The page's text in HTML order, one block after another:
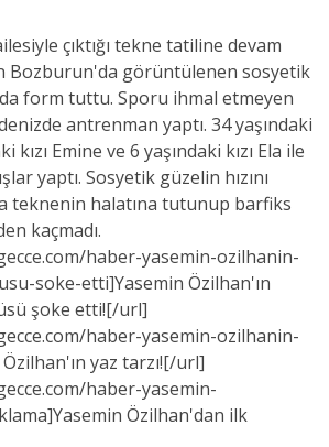
çıktığı tekne tatiline devam
Bozburun'da görüntülenen sosyetik
form tuttu. Sporu ihmal etmeyen
antrenman yaptı. 34 yaşındaki
kızı Emine ve 6 yaşındaki kızı Ela ile
yaptı. Sosyetik güzelin hızını
teknenin halatına tutunup barfiks
kaçmadı.
haber-yasemin-ozilhanin-
soke-etti]Yasemin Özilhan'ın
şoke etti![/url]
haber-yasemin-ozilhanin-
yaz tarzı![/url]
haber-yasemin-
Özilhan'dan ilk